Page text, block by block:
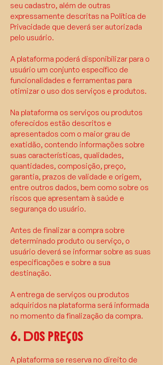
seu cadastro, além de outras
expressamente descritas na Política de
Privacidade que deverá ser autorizada
pelo usuário.
A plataforma poderá disponibilizar para o
usuário um conjunto específico de
funcionalidades e ferramentas para
otimizar o uso dos serviços e produtos.
Na plataforma os serviços ou produtos
oferecidos estão descritos e
apresentados com o maior grau de
exatidão, contendo informações sobre
suas características, qualidades,
quantidades, composição, preço,
garantia, prazos de validade e origem,
entre outros dados, bem como sobre os
riscos que apresentam à saúde e
segurança do usuário.
Antes de finalizar a compra sobre
determinado produto ou serviço, o
usuário deverá se informar sobre as suas
especificações e sobre a sua
destinação.
A entrega de serviços ou produtos
adquiridos na plataforma será informada
no momento da finalização da compra.
6. Dos preços
A plataforma se reserva no direito de